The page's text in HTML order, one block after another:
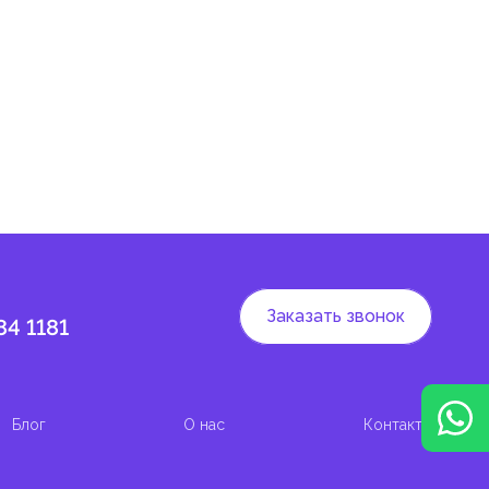
1181 Заказать звонок
Блог О нас Контакты